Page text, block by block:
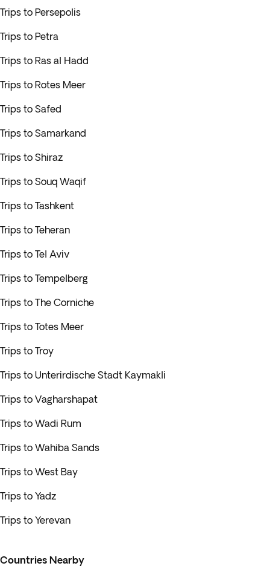
Trips to Persepolis
Trips to Petra
Trips to Ras al Hadd
Trips to Rotes Meer
Trips to Safed
Trips to Samarkand
Trips to Shiraz
Trips to Souq Waqif
Trips to Tashkent
Trips to Teheran
Trips to Tel Aviv
Trips to Tempelberg
Trips to The Corniche
Trips to Totes Meer
Trips to Troy
Trips to Unterirdische Stadt Kaymakli
Trips to Vagharshapat
Trips to Wadi Rum
Trips to Wahiba Sands
Trips to West Bay
Trips to Yadz
Trips to Yerevan
Countries Nearby